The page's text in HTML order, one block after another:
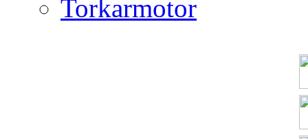
Torkarmotor